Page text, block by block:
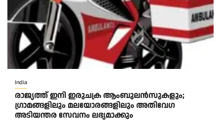
India
രാജ്യത്ത് ഇനി ഇരുചക്ര ആംബുലന്‍സുകളും;
ഗ്രാമങ്ങളിലും മലയോരങ്ങളിലും അതിവേഗ
അടിയന്തര സേവനം ലഭ്യമാക്കും